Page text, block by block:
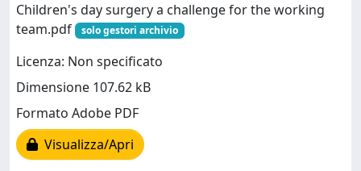
Children's day surgery a challenge for the working
team.pdf
solo gestori archivio
Licenza: Non specificato
Dimensione 107.62 kB
Formato Adobe PDF
Visualizza/Apri